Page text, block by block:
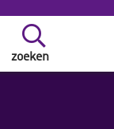
zoeken